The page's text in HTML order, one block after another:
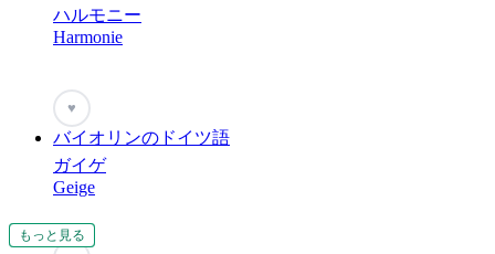
もっと見る
もっと見る
もっと見る
もっと見る
ハルモニー
Harmonie
♥
バイオリンのドイツ語
ガイゲ
Geige